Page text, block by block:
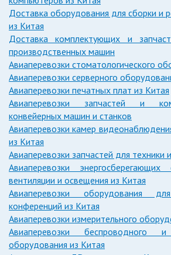
Доставка оборудования для сборки и
из Китая
Доставка комплектующих и
производственных машин
Авиаперевозки стоматологического
Авиаперевозки серверного
Авиаперевозки печатных плат из Китая
Авиаперевозки запчастей и
конвейерных машин и станков
Авиаперевозки камер
из Китая
Авиаперевозки запчастей для техники
Авиаперевозки энергосберегающих
вентиляции и освещения из Китая
Авиаперевозки оборудования
конференций из Китая
Авиаперевозки измерительного
Авиаперевозки беспроводного и
оборудования из Китая